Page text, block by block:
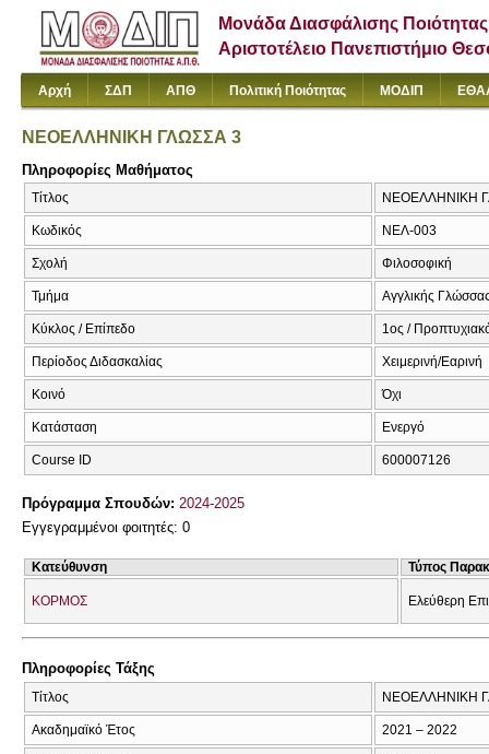
Μονάδα Διασφάλισης Ποιότητας
Αριστοτέλειο Πανεπιστήμιο
Αρχή ΣΔΠ ΑΠΘ Πολιτική Ποιότητας ΜΟΔΙΠ
ΝΕΟΕΛΛΗΝΙΚΗ ΓΛΩΣΣΑ 3
Πληροφορίες Μαθήματος
Τίτλος ΝΕΟΕΛΛΗΝΙΚΗ
Κωδικός ΝΕΛ-003
Σχολή Φιλοσοφική
Τμήμα Αγγλικής
Κύκλος / Επίπεδο 1ος /
Περίοδος Διδασκαλίας Χειμερινή/Εαρινή
Κοινό Όχι
Κατάσταση Ενεργό
Course ID 600007126
Πρόγραμμα Σπουδών: 2024-2025
Εγγεγραμμένοι φοιτητές: 0
Κατεύθυνση Τύπος
ΚΟΡΜΟΣ Ελεύθερη
Πληροφορίες Τάξης
Τίτλος ΝΕΟΕΛΛΗΝΙΚΗ
Ακαδημαϊκό Έτος 2021 – 2022